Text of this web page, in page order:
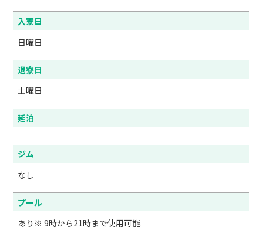
入寮日
日曜日
退寮日
土曜日
延泊
ジム
なし
プール
あり※ 9時から21時まで使用可能